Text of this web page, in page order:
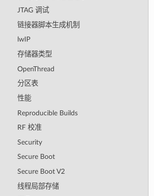
JTAG 调试
链接器脚本生成机制
lwIP
存储器类型
OpenThread
分区表
性能
Reproducible Builds
RF 校准
Security
Secure Boot
Secure Boot V2
线程局部存储